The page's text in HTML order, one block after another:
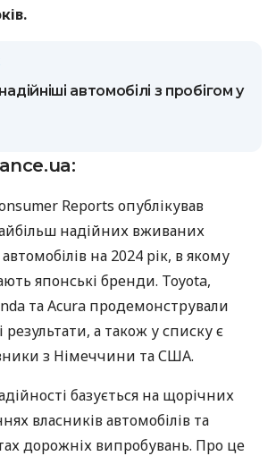
автомобілі з пробігом у
Reports опублікував
надійних вживаних
на 2024 рік, в якому
японські бренди. Toyota,
та Acura продемонстрували
а також у списку є
з Німеччини та США.
базується на щорічних
власників автомобілів та
дорожніх випробувань. Про це